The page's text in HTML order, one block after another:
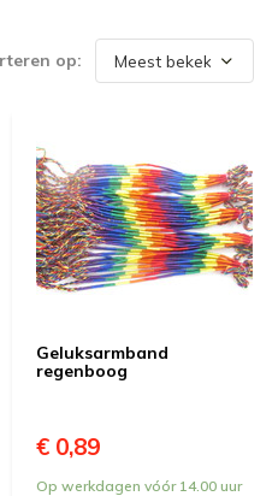
op:
Geluksarmband
regenboog
€ 0,89
Op werkdagen vóór 14.00 uur